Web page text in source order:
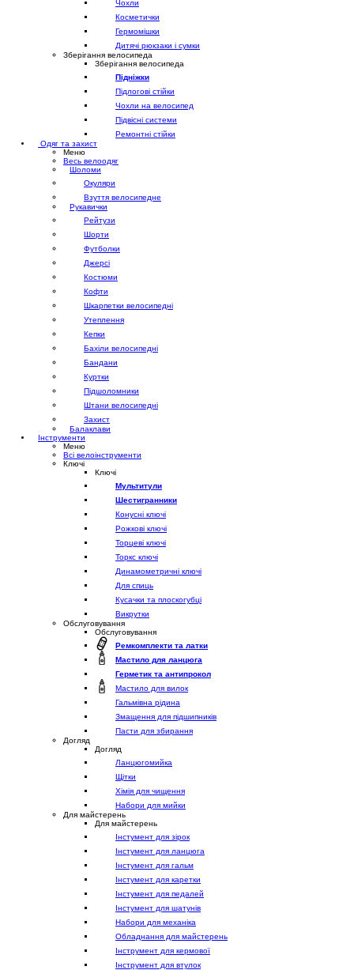
Чохли
Косметички
Гермомішки
Дитячі рюкзаки і сумки
Зберігання велосипеда
Зберігання велосипеда
Підніжки
Підлогові стійки
Чохли на велосипед
Підвісні системи
Ремонтні стійки
Одяг та захист
Меню
Весь велоодяг
Шоломи
Окуляри
Взуття велосипедне
Рукавички
Рейтузи
Шорти
Футболки
Джерсі
Костюми
Кофти
Шкарпетки велосипедні
Утеплення
Кепки
Бахіли велосипедні
Бандани
Куртки
Підшоломники
Штани велосипедні
Захист
Балаклави
Інструменти
Меню
Всі велоінструменти
Ключі
Ключі
Мультитули
Шестигранники
Конусні ключі
Рожкові ключі
Торцеві ключі
Торкс ключі
Динамометричні ключі
Для спиць
Кусачки та плоскогубці
Викрутки
Обслуговування
Обслуговування
Ремкомплекти та латки
Мастило для ланцюга
Герметик та антипрокол
Мастило для вилок
Гальмівна рідина
Змащення для підшипників
Пасти для збирання
Догляд
Догляд
Ланцюгомийка
Щітки
Хімія для чищення
Набори для мийки
Для майстерень
Для майстерень
Інстумент для зірок
Інстумент для ланцюга
Інстумент для гальм
Інстумент для каретки
Інстумент для педалей
Інстумент для шатунів
Набори для механіка
Обладнання для майстерень
Інструмент для кермової
Інструмент для втулок